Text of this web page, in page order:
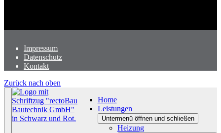
Impressum
Datenschutz
Kontakt
Zurück nach oben
Home
Leistungen
Untermenü öffnen und schließen
Heizung